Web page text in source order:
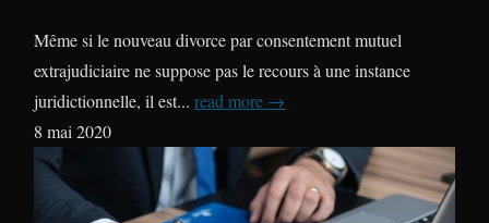
Même si le nouveau divorce par consentement mutuel
extrajudiciaire ne suppose pas le recours à une instance
juridictionnelle, il est... read more →
8 mai 2020